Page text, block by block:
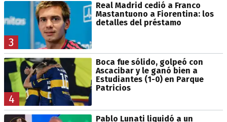
3
Real Madrid cedió a Franco
Mastantuono a Fiorentina: los
detalles del préstamo
4
Boca fue sólido, golpeó con
Ascacibar y le ganó bien a
Estudiantes (1-0) en Parque
Patricios
Pablo Lunati liquidó a un